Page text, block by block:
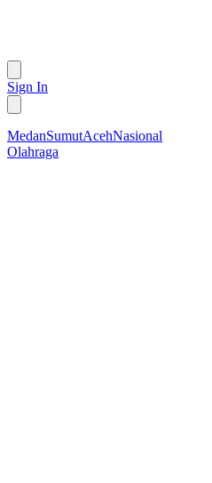
Sign In
MedanSumutAcehNasional
Olahraga